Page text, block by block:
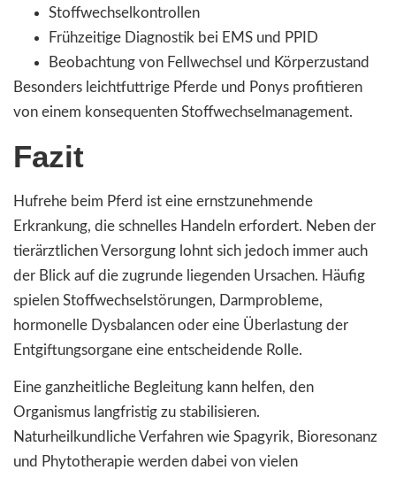
Stoffwechselkontrollen
Frühzeitige Diagnostik bei EMS und PPID
Beobachtung von Fellwechsel und Körperzustand
Besonders leichtfuttrige Pferde und Ponys profitieren
von einem konsequenten Stoffwechselmanagement.
Fazit
Hufrehe beim Pferd ist eine ernstzunehmende
Erkrankung, die schnelles Handeln erfordert. Neben der
tierärztlichen Versorgung lohnt sich jedoch immer auch
der Blick auf die zugrunde liegenden Ursachen. Häufig
spielen Stoffwechselstörungen, Darmprobleme,
hormonelle Dysbalancen oder eine Überlastung der
Entgiftungsorgane eine entscheidende Rolle.
Eine ganzheitliche Begleitung kann helfen, den
Organismus langfristig zu stabilisieren.
Naturheilkundliche Verfahren wie Spagyrik, Bioresonanz
und Phytotherapie werden dabei von vielen